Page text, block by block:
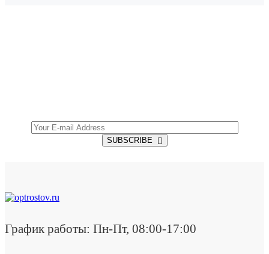
SUBSCRIBE
График работы: Пн-Пт, 08:00-17:00